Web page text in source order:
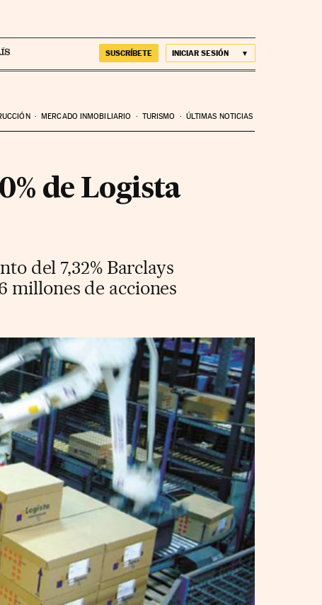
SUSCRÍBETE INICIAR SESIÓN
MERCADO INMOBILIARIO TURISMO ÚLTIMAS NOTICIAS
de Logista
del 7,32% Barclays
millones de acciones